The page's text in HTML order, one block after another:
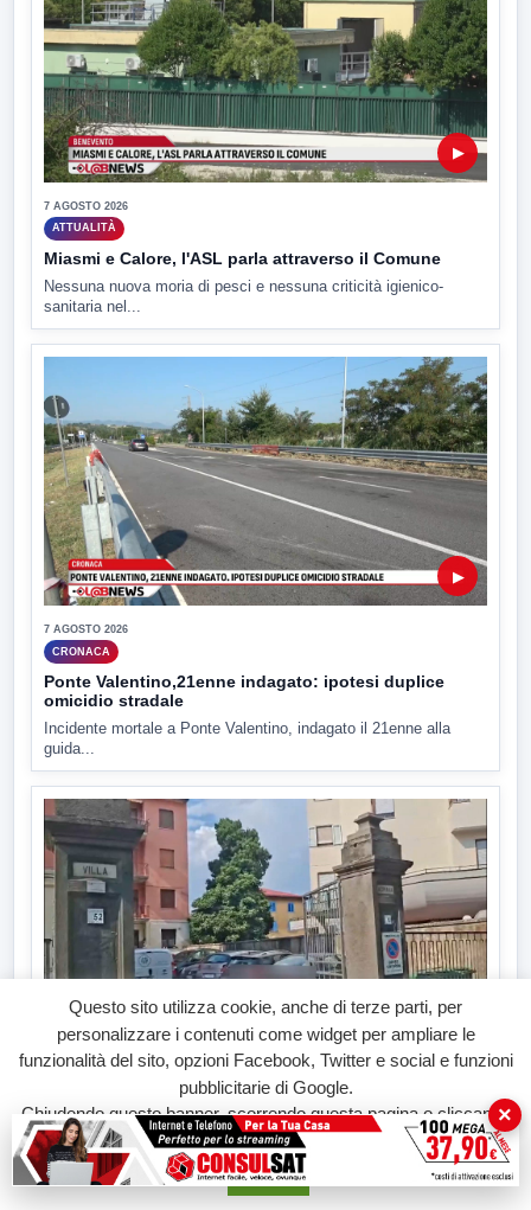
▶
7 AGOSTO 2026
ATTUALITÀ
Miasmi e Calore, l'ASL parla attraverso il Comune
Nessuna nuova moria di pesci e nessuna criticità igienico-
sanitaria nel...
▶
7 AGOSTO 2026
CRONACA
Ponte Valentino,21enne indagato: ipotesi duplice
omicidio stradale
Incidente mortale a Ponte Valentino, indagato il 21enne alla
guida...
▶
Malore o aggressione? Sarà l'autopsia a chiarire il
giallo di Villa Adriana
Sarà affidato con ogni probabilità all'inizio della prossima
settimana l'incarico...
Questo sito utilizza cookie, anche di terze parti, per
personalizzare i contenuti come widget per ampliare le
funzionalità del sito, opzioni Facebook, Twitter e social e funzioni
pubblicitarie di Google.
Chiudendo questo banner, scorrendo questa pagina o cliccando
su qualunque suo elemento acconsenti all'uso dei cookie.
Accetta
×